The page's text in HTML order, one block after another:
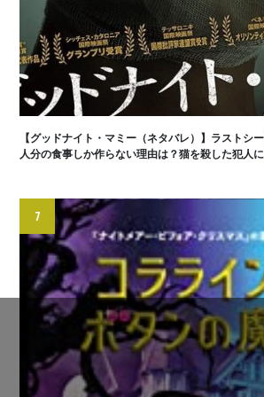
【グッドナイト・マミー（ネタバレ）】ラストシ
人分の食事しか作らない理由は？猫を殺した犯人
7